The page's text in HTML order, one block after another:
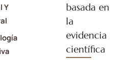
Y
basada en
la
evidencia
científica